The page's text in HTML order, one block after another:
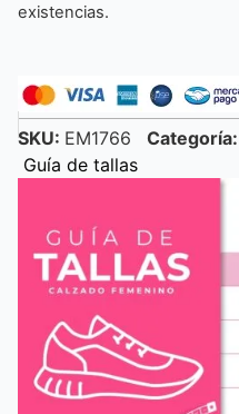
existencias.
SKU: EM1766 Categoría:
Guía de tallas